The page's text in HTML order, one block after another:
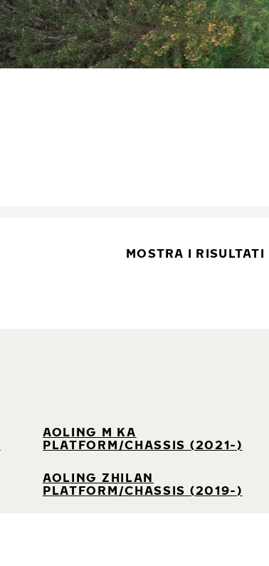
MOSTRA I RISULTATI
AOLING M KA
PLATFORM/CHASSIS (2021-)
AOLING ZHILAN
PLATFORM/CHASSIS (2019-)